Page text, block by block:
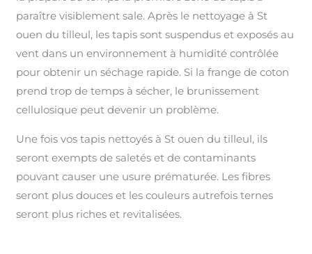
paraître visiblement sale. Après le nettoyage à St
ouen du tilleul, les tapis sont suspendus et exposés au
vent dans un environnement à humidité contrôlée
pour obtenir un séchage rapide. Si la frange de coton
prend trop de temps à sécher, le brunissement
cellulosique peut devenir un problème.
Une fois vos tapis nettoyés à St ouen du tilleul, ils
seront exempts de saletés et de contaminants
pouvant causer une usure prématurée. Les fibres
seront plus douces et les couleurs autrefois ternes
seront plus riches et revitalisées.